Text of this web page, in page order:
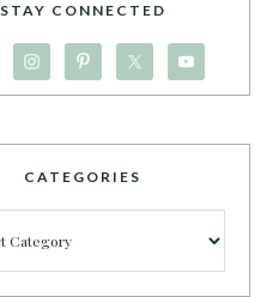
STAY CONNECTED
CATEGORIES